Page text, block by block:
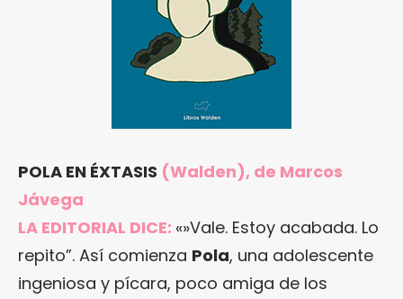
POLA EN ÉXTASIS (Walden), de Marcos
Jávega
LA EDITORIAL DICE: «»Vale. Estoy acabada. Lo
repito”. Así comienza Pola, una adolescente
ingeniosa y pícara, poco amiga de los